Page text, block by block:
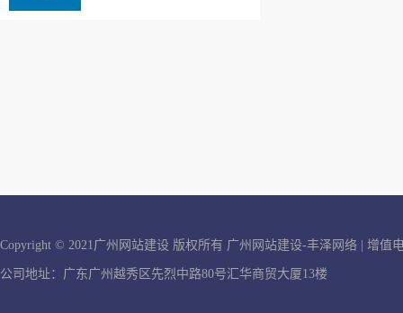
Copyright © 2021广州网站建设 版权所有 广州网站建设-丰泽网络 | 增值
公司地址：广东广州越秀区先烈中路80号汇华商贸大厦13楼